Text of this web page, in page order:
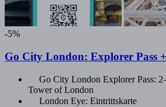
-5%
Go City London: Explorer Pass
Go City London Explorer Pass:
Tower of London
London Eye: Eintrittskarte